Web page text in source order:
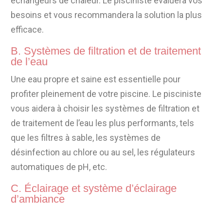
besoins et vous recommandera la solution la plus
efficace.
B. Systèmes de filtration et de traitement
de l’eau
Une eau propre et saine est essentielle pour
profiter pleinement de votre piscine. Le pisciniste
vous aidera à choisir les systèmes de filtration et
de traitement de l’eau les plus performants, tels
que les filtres à sable, les systèmes de
désinfection au chlore ou au sel, les régulateurs
automatiques de pH, etc.
C. Éclairage et système d’éclairage
d’ambiance